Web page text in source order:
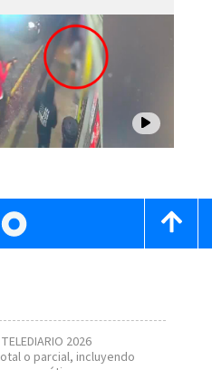
2026
o parcial, incluyendo